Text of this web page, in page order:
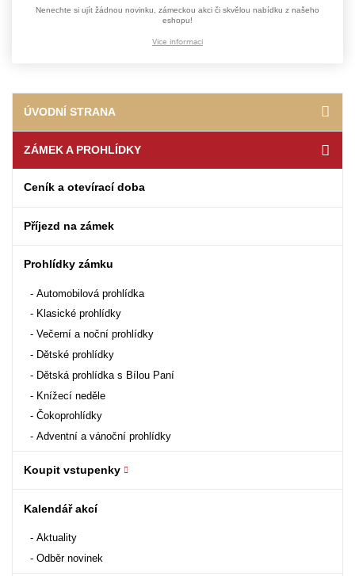
Nenechte si ujít žádnou novinku, zámeckou akci či skvělou nabídku z našeho
eshopu!
Více informací
ÚVODNÍ STRANA
ZÁMEK A PROHLÍDKY
Ceník a otevírací doba
Příjezd na zámek
Prohlídky zámku
Automobilová prohlídka
Klasické prohlídky
Večerní a noční prohlídky
Dětské prohlídky
Dětská prohlídka s Bílou Paní
Knížecí neděle
Čokoprohlídky
Adventní a vánoční prohlídky
Koupit vstupenky
Kalendář akcí
Aktuality
Odběr novinek